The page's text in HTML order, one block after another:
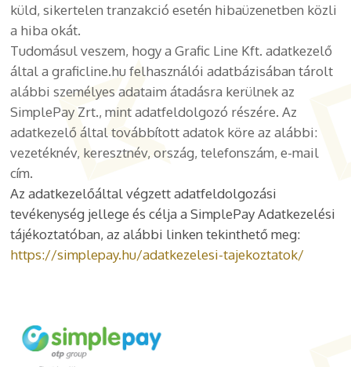
küld, sikertelen tranzakció esetén hibaüzenetben közli
a hiba okát.
Tudomásul veszem, hogy a Grafic Line Kft. adatkezelő
által a graficline.hu felhasználói adatbázisában tárolt
alábbi személyes adataim átadásra kerülnek az
SimplePay Zrt., mint adatfeldolgozó részére. Az
adatkezelő által továbbított adatok köre az alábbi:
vezetéknév, keresztnév, ország, telefonszám, e-mail
cím.
Az adatkezelőáltal végzett adatfeldolgozási
tevékenység jellege és célja a SimplePay Adatkezelési
tájékoztatóban, az alábbi linken tekinthető meg:
https://simplepay.hu/adatkezelesi-tajekoztatok/